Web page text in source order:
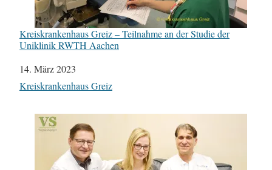
Kreiskrankenhaus Greiz – Teilnahme an der Studie der
Uniklinik RWTH Aachen
Datum
14. März 2023
In Bezug auf
Kreiskrankenhaus Greiz